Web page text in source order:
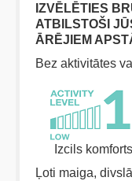
IZVĒLĒTIES
ATBILSTOŠI
ĀRĒJIEM
Bez aktivitātes
Izcils komforts
Ļoti maiga,